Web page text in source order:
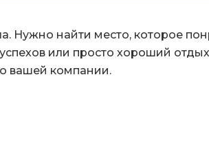
Нужно найти место, которое
или просто хороший
вашей компании.